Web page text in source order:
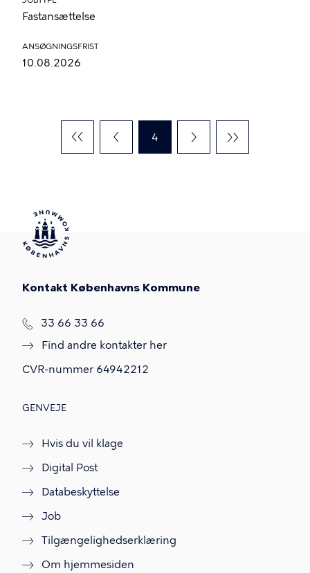
Fastansættelse
ANSØGNINGSFRIST
10.08.2026
SideinddelingNuværende
4
Kontakt Københavns Kommune
T
f
33 66 33 66
Find andre kontakter her
CVR-nummer 64942212
GENVEJE
Hvis du vil klage
Digital Post
Databeskyttelse
Job
Tilgængelighedserklæring
Om hjemmesiden